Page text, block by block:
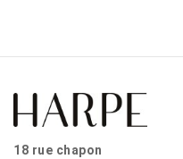
18 rue chapon